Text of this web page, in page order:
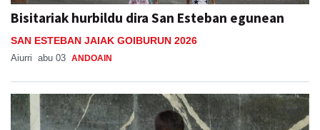
Bisitariak hurbildu dira San Esteban egunean
SAN ESTEBAN JAIAK GOIBURUN 2026
Aiurri abu 03 ANDOAIN